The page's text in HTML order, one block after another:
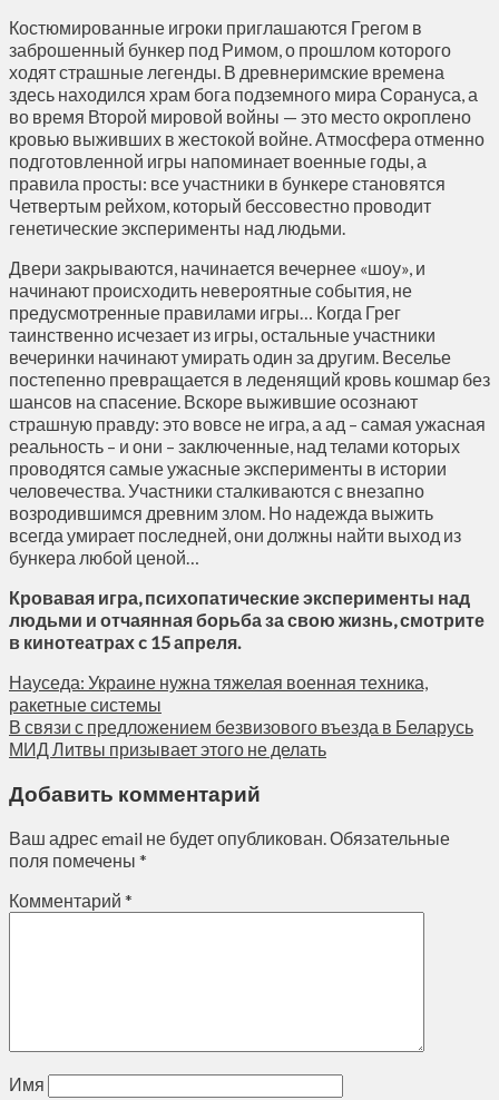
Костюмированные игроки приглашаются Грегом в
заброшенный бункер под Римом, о прошлом которого
ходят страшные легенды. В древнеримские времена
здесь находился храм бога подземного мира Сорануса, а
во время Второй мировой войны — это место окроплено
кровью выживших в жестокой войне. Атмосфера отменно
подготовленной игры напоминает военные годы, а
правила просты: все участники в бункере становятся
Четвертым рейхом, который бессовестно проводит
генетические эксперименты над людьми.
Двери закрываются, начинается вечернее «шоу», и
начинают происходить невероятные события, не
предусмотренные правилами игры… Когда Грег
таинственно исчезает из игры, остальные участники
вечеринки начинают умирать один за другим. Веселье
постепенно превращается в леденящий кровь кошмар без
шансов на спасение. Вскоре выжившие осознают
страшную правду: это вовсе не игра, а ад – самая ужасная
реальность – и они – заключенные, над телами которых
проводятся самые ужасные эксперименты в истории
человечества. Участники сталкиваются с внезапно
возродившимся древним злом. Но надежда выжить
всегда умирает последней, они должны найти выход из
бункера любой ценой…
Кровавая игра, психопатические эксперименты над
людьми и отчаянная борьба за свою жизнь, смотрите
в кинотеатрах c 15 апреля.
Науседа: Украине нужна тяжелая военная техника,
ракетные системы
В связи с предложением безвизового въезда в Беларусь
МИД Литвы призывает этого не делать
Добавить комментарий
Ваш адрес email не будет опубликован.Обязательные
поля помечены *
Комментарий *
Имя